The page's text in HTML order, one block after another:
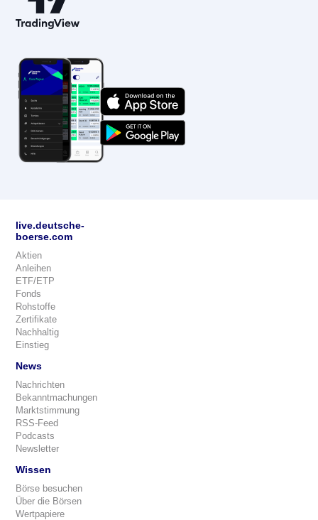
live.deutsche-
boerse.com
Aktien
Anleihen
ETF/ETP
Fonds
Rohstoffe
Zertifikate
Nachhaltig
Einstieg
News
Nachrichten
Bekanntmachungen
Marktstimmung
RSS-Feed
Podcasts
Newsletter
Wissen
Börse besuchen
Über die Börsen
Wertpapiere